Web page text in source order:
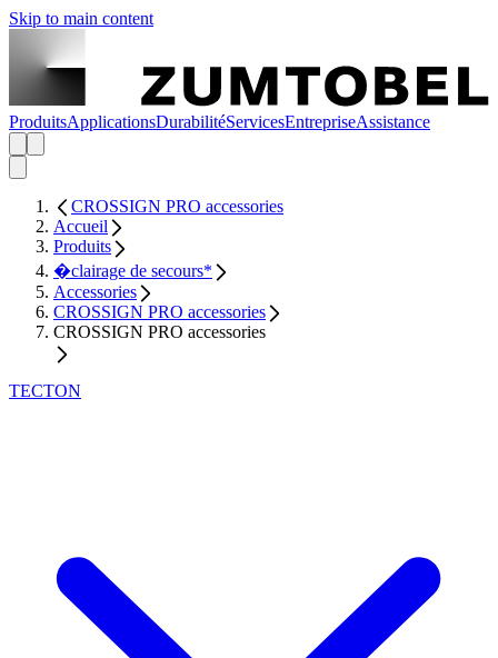
Skip to main content
ProduitsApplicationsDurabilitéServicesEntrepriseAssistance
CROSSIGN PRO accessories
Accueil
Produits
�clairage de secours*
Accessories
CROSSIGN PRO accessories
CROSSIGN PRO accessories
TECTON